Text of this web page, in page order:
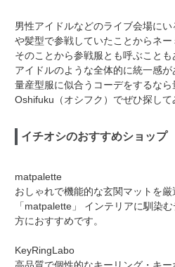
男性アイドルなどのライブ会場に
や髪型で参戦していたことからネー
そのことから参戦服とも呼ぶことも
アイドルのような全体的に統一感が
量産型服に似合うコーデをするな
Oshifuku（オシフク）でぜひ探して
イチオシのおすすめショップ
matpalette
おしゃれで機能的な玄関マットを
「matpalette」
インテリアに馴染
方におすすめです。
KeyRingLabo